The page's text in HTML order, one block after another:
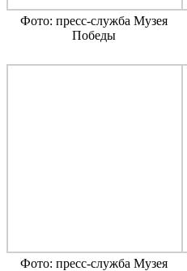
Фото: пресс-служба Музея
Победы
Фото: пресс-служба Музея